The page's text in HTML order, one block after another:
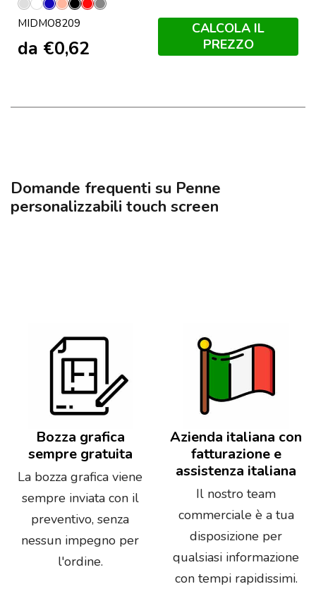
Argento
Opaco
Bianco
BluChampagne
Nero
RossoTitanio
MIDMO8209
da €0,62
CALCOLA IL
PREZZO
Domande frequenti su Penne
personalizzabili touch screen
Bozza grafica
sempre gratuita
La bozza grafica viene
sempre inviata con il
preventivo, senza
nessun impegno per
l'ordine.
Azienda italiana con
fatturazione e
assistenza italiana
Il nostro team
commerciale è a tua
disposizione per
qualsiasi informazione
con tempi rapidissimi.